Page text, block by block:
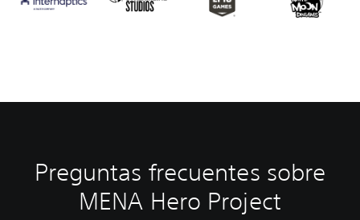
Preguntas frecuentes sobre
MENA Hero Project